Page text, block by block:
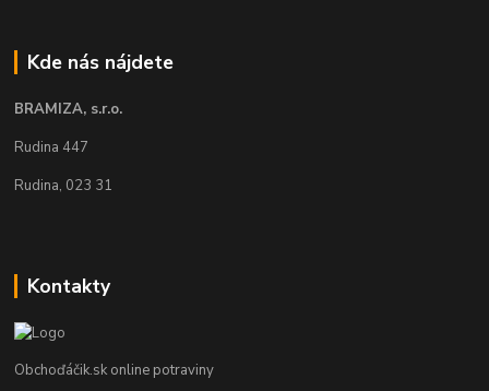
Kde nás nájdete
BRAMIZA, s.r.o.
Rudina 447
Rudina, 023 31
Kontakty
Obchoďáčik.sk online potraviny